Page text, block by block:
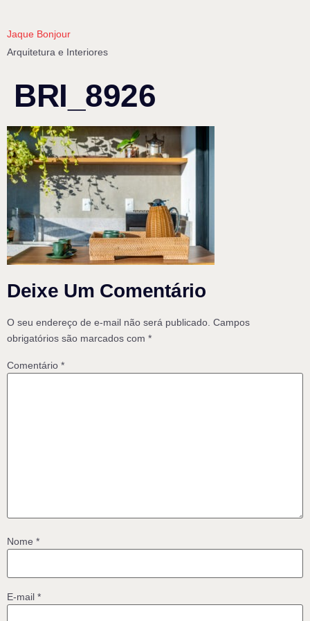
Jaque Bonjour
Arquitetura e Interiores
BRI_8926
Deixe Um Comentário
O seu endereço de e-mail não será publicado. Campos
obrigatórios são marcados com *
Comentário *
Nome *
E-mail *